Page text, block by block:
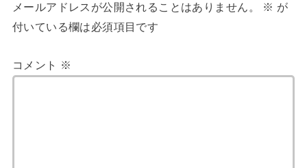
メールアドレスが公開されることはありません。 ※ が
付いている欄は必須項目です
コメント ※